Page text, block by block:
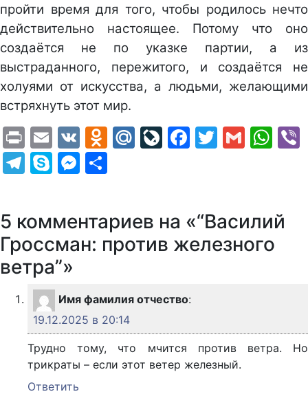
пройти время для того, чтобы родилось нечто
действительно настоящее. Потому что оно
создаётся не по указке партии, а из
выстраданного, пережитого, и создаётся не
холуями от искусства, а людьми, желающими
встряхнуть этот мир.
PrintEmail
VK Odnoklassniki
Mail.Ru
LiveJournal
Facebook
Twitter
Gmail
Telegram
SkypeMessenger
5 комментариев на «“Василий
Гроссман: против железного
ветра”»
Имя фамилия отчество:
19.12.2025 в 20:14
Трудно тому, что мчится против ветра. Но
трикраты – если этот ветер железный.
Ответить